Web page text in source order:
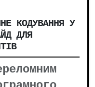
КОДУВАННЯ У
ДЛЯ